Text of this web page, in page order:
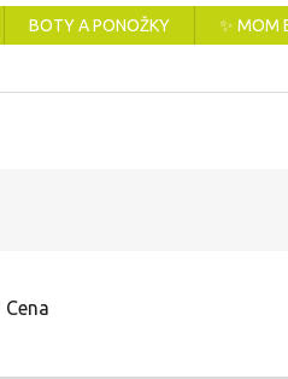
BOTY A PONOŽKY ✨ MOM
Cena